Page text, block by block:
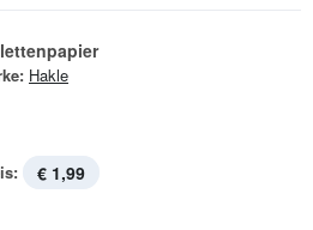
Hakle
€ 1,99